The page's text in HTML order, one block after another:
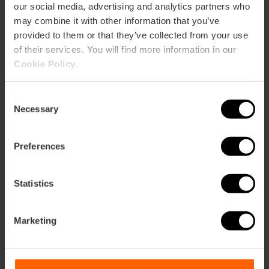
our social media, advertising and analytics partners who
may combine it with other information that you’ve
provided to them or that they’ve collected from your use
of their services. You will find more information in our
Cookie Policy
Selection
Necessary
Preferences
Statistics
Marketing
Was man bei einem
Zwischenstopp in
Valencia sehen kann
Der Schnellführer für
man nur wenig Zeit in Valencia hat